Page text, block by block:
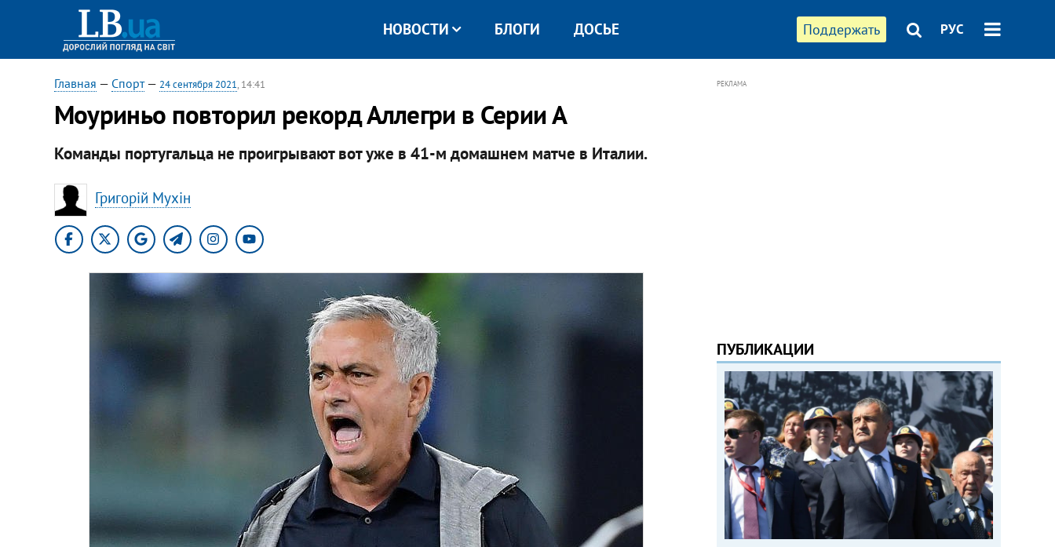
Поддержать РУС
НОВОСТИ БЛОГИ ДОСЬЕ
Главная — Спорт— 24 сентября 2021, 14:41
Моуриньо повторил рекорд Аллегри в Серии А
Команды португальца не проигрывают вот уже в 41-м домашнем матче в Италии.
Григорій Мухін
РЕКЛАМА
ПУБЛИКАЦИИ